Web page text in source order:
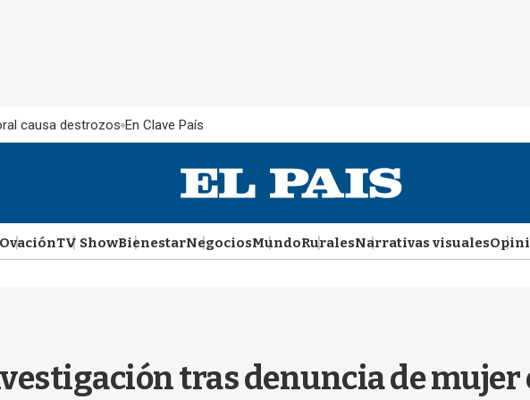
causa destrozos En Clave País
OvaciónTV ShowBienestarNegociosMundoRuralesNarrativas visuales
tras denuncia de mujer